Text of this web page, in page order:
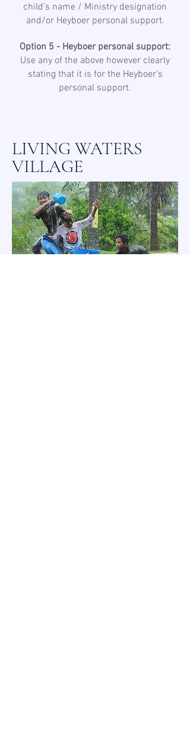
child’s name / Ministry designation
and/or Heyboer personal support.
Option 5 - Heyboer personal support:
Use any of the above however clearly
stating that it is for the Heyboer’s
personal support.
LIVING WATERS
VILLAGE